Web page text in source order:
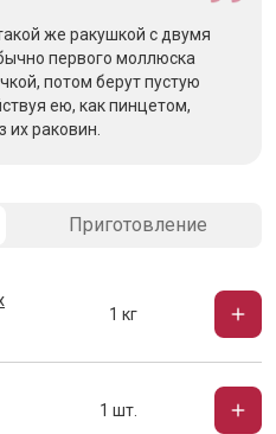
же ракушкой с двумя
первого моллюска
потом берут пустую
ею, как пинцетом,
раковин.
Приготовление
1 кг
1 шт.